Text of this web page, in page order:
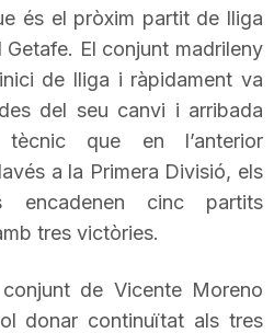
és el pròxim partit de lliga
El conjunt madrileny
de lliga i ràpidament va
del seu canvi i arribada
que en l’anterior
a la Primera Divisió, els
encadenen cinc partits
tres victòries.
de VicenteMoreno
donar continuïtat als tres